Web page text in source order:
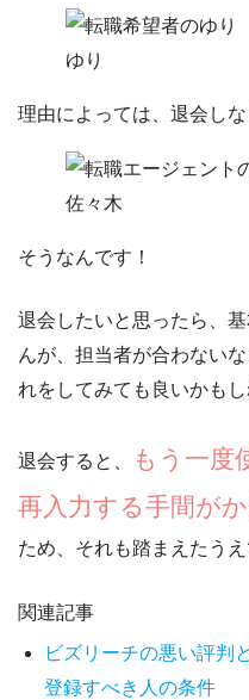
ゆり
理由によっては、退会し
佐々木
そうなんです！
退会したいと思ったら、
んが、 担当者が合わない
れをしてみても良いかもし
退会すると、
もう一度
再入力する手間が
ため、それも踏まえたう
関連記事
ビズリーチの悪い評判
登録すべき人の条件